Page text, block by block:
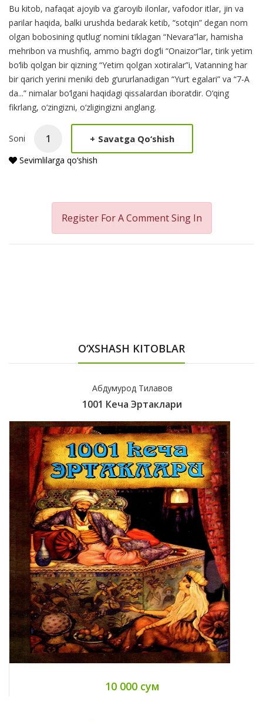
Product
Summery
Bu kitob, nafaqat ajoyib va g‘aroyib ilonlar, vafodor itlar, jin va
parilar haqida, balki urushda bedarak ketib, “sotqin” degan nom
olgan bobosining qutlug‘ nomini tiklagan “Nevara”lar, hamisha
mehribon va mushfiq, ammo bag‘ri dog‘li “Onaizor”lar, tirik yetim
bo‘lib qolgan bir qizning “Yetim qolgan xotiralar”i, Vatanning har
bir qarich yerini meniki deb g‘ururlanadigan “Yurt egalari” va “7-A
da...” nimalar bo‘lgani haqidagi qissalardan iboratdir. O‘qing
fikrlang, o‘zingizni, o‘zligingizni anglang.
Soni + Savatga Qo‘shish
Sevimlilarga qo‘shish
Register For A CommentSing In
O‘XSHASH KITOBLAR
Абдумурод Тилавов
1001 Кеча Эртаклари
10 000 сум